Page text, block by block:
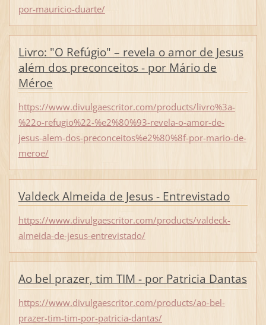
por-mauricio-duarte/
Livro: "O Refúgio" – revela o amor de Jesus
além dos preconceitos‏ - por Mário de
Méroe
https://www.divulgaescritor.com/products/livro%3a-
%22o-refugio%22-%e2%80%93-revela-o-amor-de-
jesus-alem-dos-preconceitos%e2%80%8f-por-mario-de-
meroe/
Valdeck Almeida de Jesus - Entrevistado
https://www.divulgaescritor.com/products/valdeck-
almeida-de-jesus-entrevistado/
Ao bel prazer, tim TIM - por Patricia Dantas
https://www.divulgaescritor.com/products/ao-bel-
prazer-tim-tim-por-patricia-dantas/